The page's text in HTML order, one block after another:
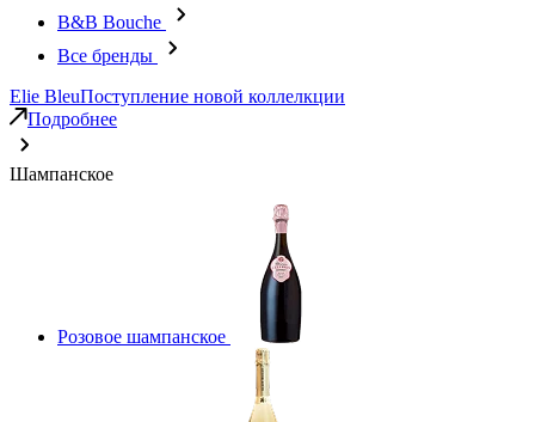
B&B Bouche
Все бренды
Elie BleuПоступление новой коллелкции
Подробнее
Шампанское
Розовое шампанское